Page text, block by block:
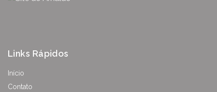
Links Rápidos
Início
Contato